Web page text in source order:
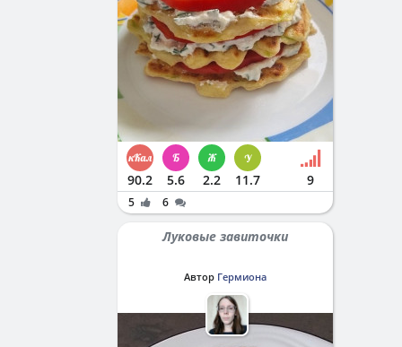
90.2 5.6 2.2 11.7 9
5 6
Луковые завиточки
Автор Гермиона